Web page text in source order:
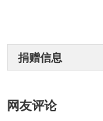
捐赠信息
网友评论